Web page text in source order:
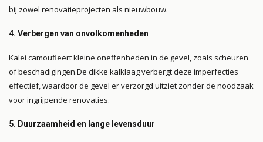
bij zowel renovatieprojecten als nieuwbouw.
4. Verbergen van onvolkomenheden
Kalei camoufleert kleine oneffenheden in de gevel, zoals scheuren
of beschadigingen.De dikke kalklaag verbergt deze imperfecties
effectief, waardoor de gevel er verzorgd uitziet zonder de noodzaak
voor ingrijpende renovaties.
5. Duurzaamheid en lange levensduur